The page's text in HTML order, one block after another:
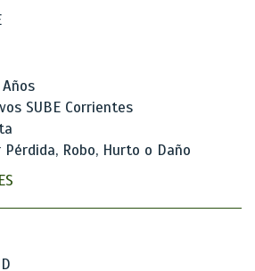
SUBE Corrientes
Pérdida, Robo, Hurto o Daño